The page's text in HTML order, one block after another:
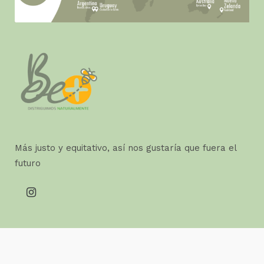
Más justo y equitativo, así nos gustaría que fuera el
futuro